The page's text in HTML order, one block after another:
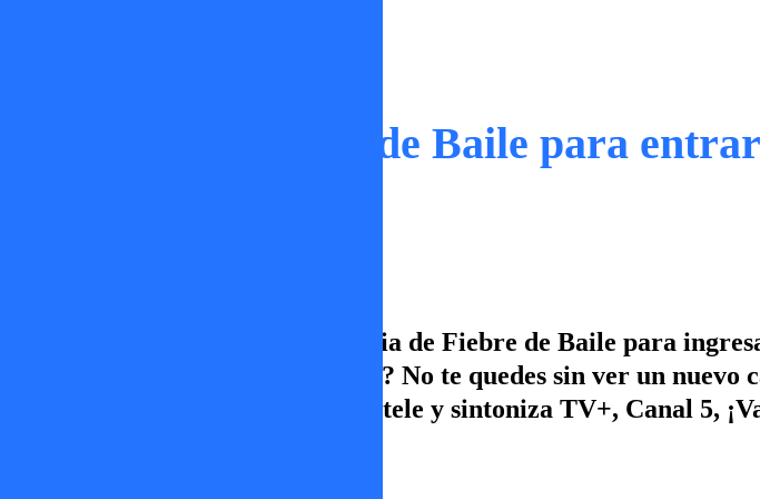
Faloon deja Fiebre de Baile para
Faloon se retira de la competencia de Fiebre de Baile para
por Raimundo o por los millones? No te quedes sin ver un nuevo
viernes a las 19.00hrs. Prende la tele y sintoniza TV+, Canal 5,